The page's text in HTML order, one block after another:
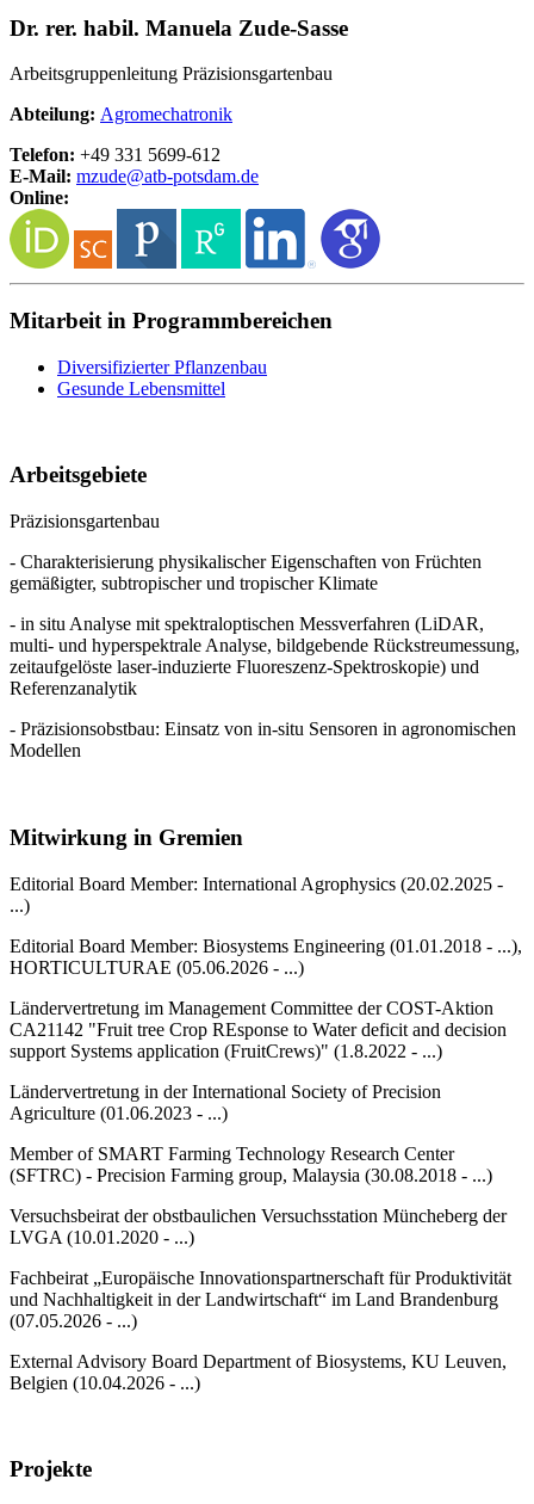
Dr. rer. habil. Manuela Zude-Sasse
Arbeitsgruppenleitung Präzisionsgartenbau
Abteilung: Agromechatronik
Telefon: +49 331 5699-612
E-Mail: mzude@atb-potsdam.de
Online:
Mitarbeit in Programmbereichen
Diversifizierter Pflanzenbau
Gesunde Lebensmittel
Arbeitsgebiete
Präzisionsgartenbau
- Charakterisierung physikalischer Eigenschaften von Früchten
gemäßigter, subtropischer und tropischer Klimate
- in situ Analyse mit spektraloptischen Messverfahren (LiDAR,
multi- und hyperspektrale Analyse, bildgebende Rückstreumessung,
zeitaufgelöste laser-induzierte Fluoreszenz-Spektroskopie) und
Referenzanalytik
- Präzisionsobstbau: Einsatz von in-situ Sensoren in agronomischen
Modellen
Mitwirkung in Gremien
Editorial Board Member: International Agrophysics (20.02.2025 -
...)
Editorial Board Member: Biosystems Engineering (01.01.2018 - ...),
HORTICULTURAE (05.06.2026 - ...)
Ländervertretung im Management Committee der COST-Aktion
CA21142 "Fruit tree Crop REsponse to Water deficit and decision
support Systems application (FruitCrews)" (1.8.2022 - ...)
Ländervertretung in der International Society of Precision
Agriculture (01.06.2023 - ...)
Member of SMART Farming Technology Research Center
(SFTRC) - Precision Farming group, Malaysia (30.08.2018 - ...)
Versuchsbeirat der obstbaulichen Versuchsstation Müncheberg der
LVGA (10.01.2020 - ...)
Fachbeirat „Europäische Innovationspartnerschaft für Produktivität
und Nachhaltigkeit in der Landwirtschaft“ im Land Brandenburg
(07.05.2026 - ...)
External Advisory Board Department of Biosystems, KU Leuven,
Belgien (10.04.2026 - ...)
Projekte